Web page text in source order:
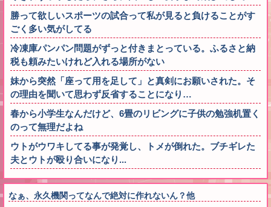
勝って欲しいスポーツの試合って私が見ると負けることがす
ごく多い気がしてる
冷凍庫パンパン問題がずっと付きまとっている。ふるさと納
税も頼みたいけれど入れる場所がない
妹から突然「座って用を足して」と真剣にお願いされた。そ
の理由を聞いて思わず反省することになり…
春から小学生なんだけど、6畳のリビングに子供の勉強机置く
のって無理だよね
ウトがウワキしてる事が発覚し、トメが倒れた。ブチギレた
夫とウトが殴り合いになり...
なぁ、永久機関ってなんで絶対に作れないん？他